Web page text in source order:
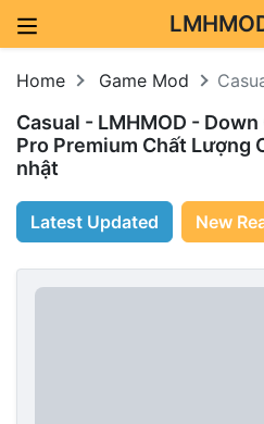
Home Game Mod
Casual - LMHMOD -
Pro Premium Chất Lượng
nhật
Latest Updated New